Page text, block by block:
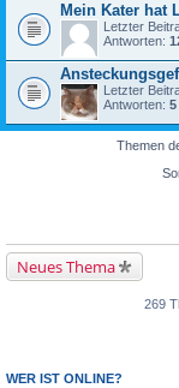
Mein Kater hat
Letzter
Antworten:
Letzter
Antworten: 5
Themen
Neues Thema
269
WER IST ONLINE?